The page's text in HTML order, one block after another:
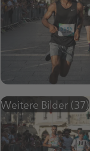
Weitere Bilder (37)